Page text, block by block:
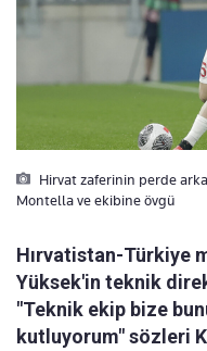
Hirvat zaferinin perde
Montella ve ekibine övgü
Hırvatistan-Türkiye
Yüksek'in teknik
"Teknik ekip bize
kutluyorum" sözleri